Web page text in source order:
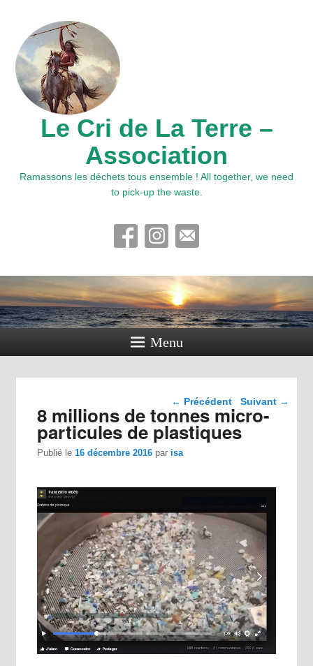
Le Cri de La Terre –
Association
Ramassons les déchets tous ensemble ! All together, we need
to pick-up the waste.
Menu
Navigation dans les
articles
← Précédent Suivant →
8 millions de tonnes micro-
particules de plastiques
Publié le16 décembre 2016 par isa